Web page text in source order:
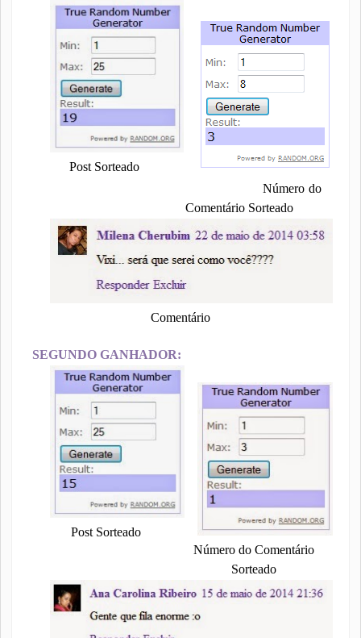
Post Sorteado
Número do
Comentário Sorteado
Comentário
SEGUNDO GANHADOR:
Post Sorteado
Número do Comentário
Sorteado